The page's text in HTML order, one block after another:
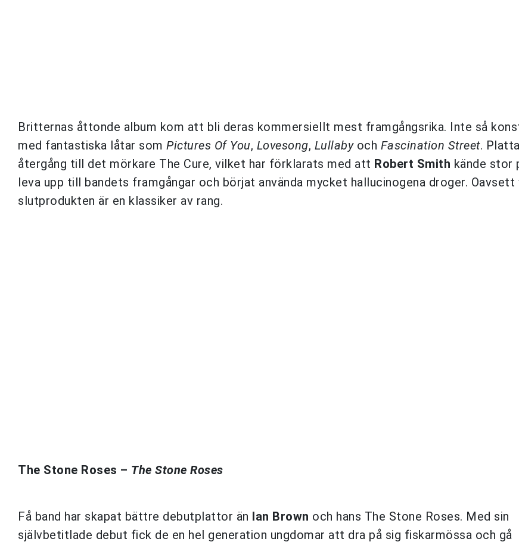
Britternas åttonde album kom att bli deras kommersiellt mest framgångsrika. Inte så
med fantastiska låtar som Pictures Of You, Lovesong, Lullabyoch Fascination Street.
återgång till det mörkare The Cure, vilket har förklarats med att Robert Smith kände stor
leva upp till bandets framgångar och börjat använda mycket hallucinogena droger. Oavsett
slutprodukten är en klassiker av rang.
The Stone Roses – The Stone Roses
Få band har skapat bättre debutplattor än Ian Brown och hans The Stone Roses. Med sin
självbetitlade debut fick de en hel generation ungdomar att dra på sig fiskarmössa och gå